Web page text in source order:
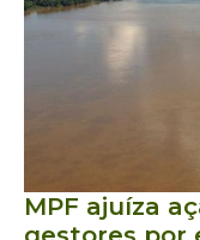
MPF ajuíza